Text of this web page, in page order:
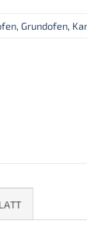
, Grundofen,